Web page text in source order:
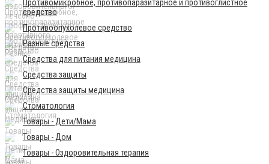
Противомикробное, противопаразитарное и противоглистное
средство
Противоопухолевое средство
Разные средства
Средства для питания медицина
Средства защиты
Средства защиты медицина
Стоматология
Товары - Дети/Мама
Товары - Дом
Товары - Оздоровительная терапия